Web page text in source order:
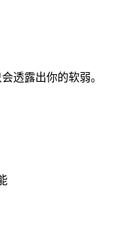
透露出你的软弱。